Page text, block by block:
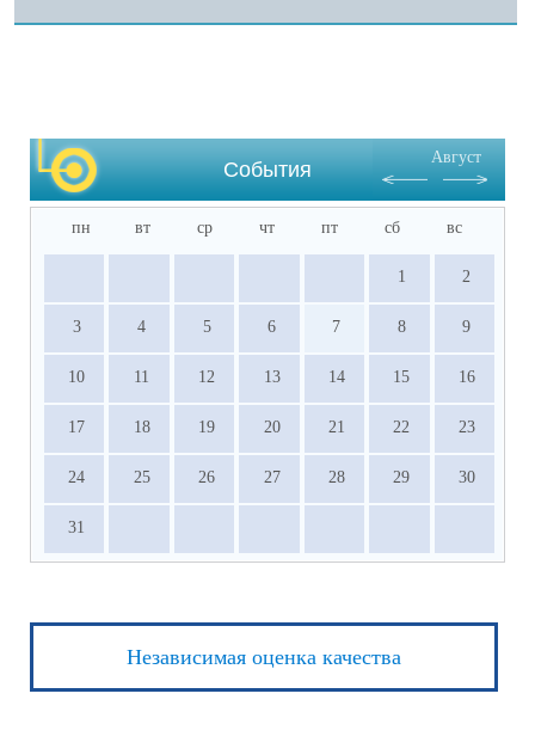
События
Август
пн вт ср чт пт сб вс
1 2
3 4 5 6 7 8 9
10 11 12 13 14 15 16
17 18 19 20 21 22 23
24 25 26 27 28 29 30
31
Независимая оценка качества